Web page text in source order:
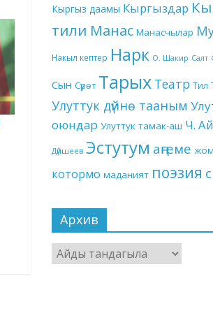
Кыргыз даамы Кыргыздар
тили Манас Манасчылар
Накыл кептер Нарк О. Шакир Салт
Сын Сүрөт Тарых Театр Тил
Улуттук дүйнө тааным
оюндар Улуттук тамак-аш Ч.
Дүйшеев Эстутум аңгеме
котормо маданият поэзия
Архив
Архив